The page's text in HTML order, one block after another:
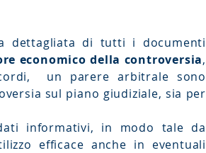
dettagliata di tutti i documenti
economico della controversia,
un parere arbitrale sono
sul piano giudiziale, sia per
informativi, in modo tale da
efficace anche in eventuali